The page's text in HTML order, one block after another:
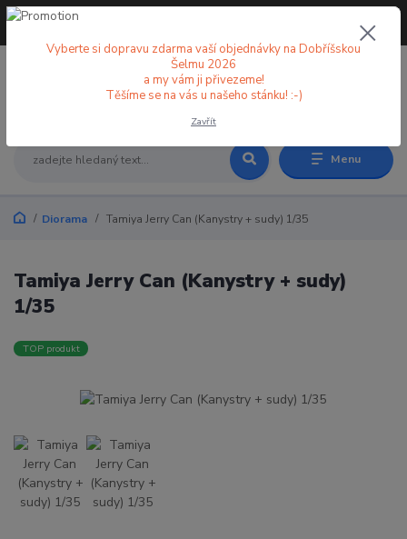
Menu
+420 773 998 582
Diorama Tamiya Jerry Can (Kanystry + sudy) 1/35
Tamiya Jerry Can (Kanystry + sudy)
1/35
TOP produkt
Vyberte si dopravu zdarma vaší objednávky na Dobříšskou
Šelmu 2026
a my vám ji přivezeme!
Těšíme se na vás u našeho stánku! :-)
Zavřít